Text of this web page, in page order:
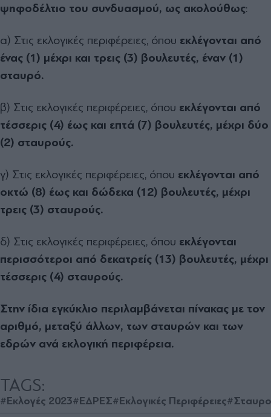
ψηφοδέλτιο του συνδυασμού, ως ακολούθως:
α) Στις εκλογικές περιφέρειες, όπου εκλέγονται από
ένας (1) μέχρι και τρεις (3) βουλευτές, έναν (1)
σταυρό.
β) Στις εκλογικές περιφέρειες, όπου εκλέγονται από
τέσσερις (4) έως και επτά (7) βουλευτές, μέχρι δύο
(2) σταυρούς.
γ) Στις εκλογικές περιφέρειες, όπου εκλέγονται από
οκτώ (8) έως και δώδεκα (12) βουλευτές, μέχρι
τρεις (3) σταυρούς.
δ) Στις εκλογικές περιφέρειες, όπου εκλέγονται
περισσότεροι από δεκατρείς (13) βουλευτές, μέχρι
τέσσερις (4) σταυρούς.
Στην ίδια εγκύκλιο περιλαμβάνεται πίνακας με τον
αριθμό, μεταξύ άλλων, των σταυρών και των
εδρών ανά εκλογική περιφέρεια.
TAGS:
#Εκλογές 2023#ΕΔΡΕΣ#Εκλογικές Περιφέρειες